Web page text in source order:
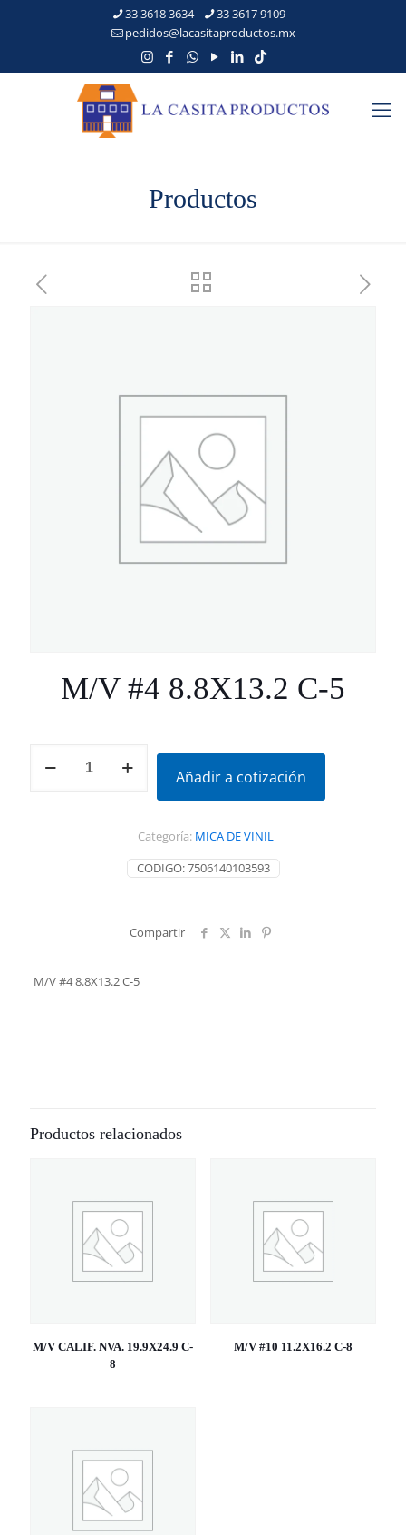
33 3618 3634
33 3617 9109
pedidos@lacasitaproductos.mx
Productos
M/V #4 8.8X13.2 C-5
Añadir a cotización
CODIGO:7506140103593
Categoría: MICA DE VINIL
Compartir
M/V #4 8.8X13.2 C-5
Productos relacionados
M/V CALIF. NVA. 19.9X24.9 C-
8
M/V #10 11.2X16.2 C-8